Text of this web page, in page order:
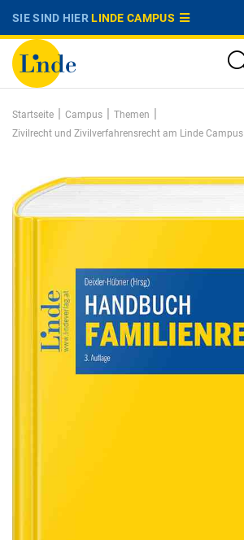
SIE SIND HIERLINDE CAMPUS
Startseite | Campus | Themen |
Zivilrecht und Zivilverfahrensrecht am Linde Campus